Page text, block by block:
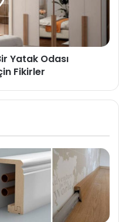
Yatak Odası
Fikirler